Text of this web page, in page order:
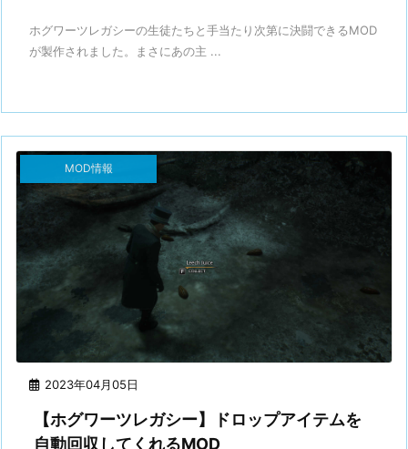
ホグワーツレガシーの生徒たちと手当たり次第に決闘できるMOD
が製作されました。まさにあの主 ...
2023年04月05日
MOD情報
【ホグワーツレガシー】ドロップアイテムを
自動回収してくれるMOD